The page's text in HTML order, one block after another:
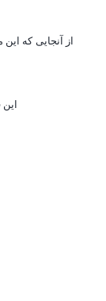
از آنجایی که